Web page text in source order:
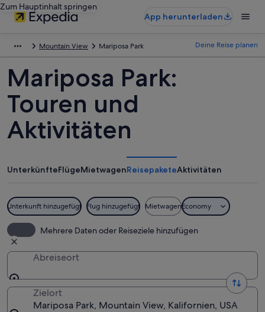
Zum Hauptinhalt springen
App herunterladen
Mountain View Mariposa Park Deine Reise planen
Mariposa Park:
Touren und
Aktivitäten
UnterkünfteFlügeMietwagenReisepaketeAktivitäten
Unterkunft hinzugefügt Flug hinzugefügt MietwagenEconomy
Mehrere Daten oder Reiseziele hinzufügen
Abreiseort
Zielort
Mariposa Park, Mountain View, Kalifornien, USA